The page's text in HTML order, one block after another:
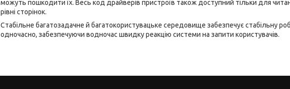
можуть пошкодити їх. Весь код драйверів пристроїв також доступний тільки для
рівні сторінок.
Стабільне багатозадачне й багатокористувацьке середовище забезпечує стабільну
одночасно, забезпечуючи водночас швидку реакцію системи на запити користувачів.